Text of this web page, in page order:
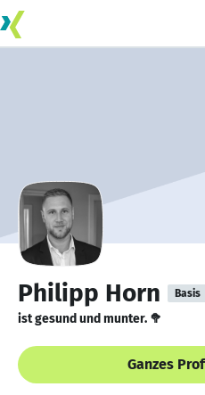
Philipp Horn Basis
ist gesund und munter. 🥦
Ganzes